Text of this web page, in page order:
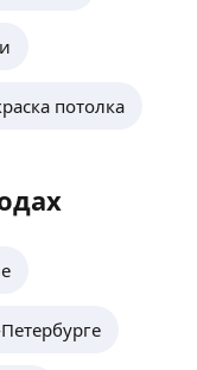
потолка